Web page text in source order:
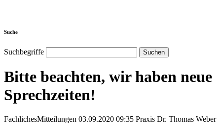
Suche
Suchbegriffe
Bitte beachten, wir haben neue
Sprechzeiten!
FachlichesMitteilungen 03.09.2020 09:35 Praxis Dr. Thomas Weber